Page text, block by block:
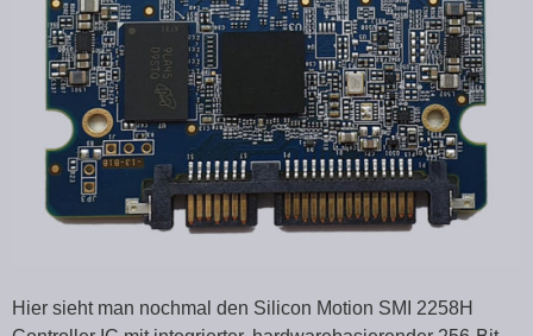
Hier sieht man nochmal den Silicon Motion SMI 2258H